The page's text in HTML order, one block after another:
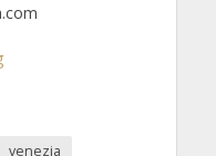
venezia